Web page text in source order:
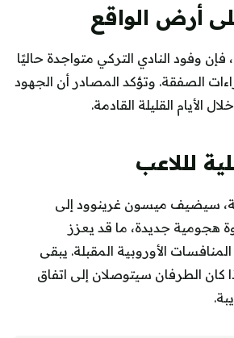
أرض الواقع
فإن وفود النادي التركي متواجدة حاليًا
الصفقة. وتؤكد المصادر أن الجهود
الأيام القليلة القادمة.
لللاعب
سيضيف ميسون غرينوود إلى
جديدة، ما قد يعزز
الأوروبية المقبلة. يبقى
كان الطرفان سيتوصلان إلى اتفاق